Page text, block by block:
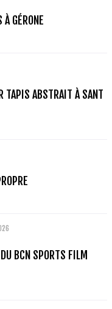
GÉRONE
TAPIS ABSTRAIT À SANT
BCN SPORTS FILM